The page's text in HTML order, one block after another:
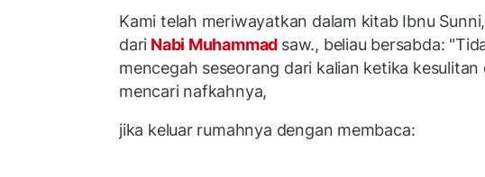
Kami telah meriwayatkan dalam kitab Ibnu
dari Nabi Muhammad saw., beliau bersabda:
mencegah seseorang dari kalian ketika kesulitan
mencari nafkahnya,
jika keluar rumahnya dengan membaca: